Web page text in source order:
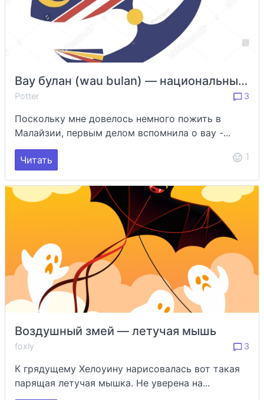
Вау булан (wau bulan) — национальный символ Малайзии
Potter 3
Поскольку мне довелось немного пожить в
Малайзии, первым делом вспомнила о вау -...
Читать 1
Воздушный змей — летучая мышь
foxly 3
К грядущему Хелоуину нарисовалась вот такая
парящая летучая мышка. Не уверена на...